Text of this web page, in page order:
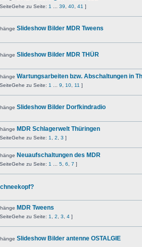
Gehe zu Seite: 1 39 40 41 ]
Slideshow Bilder MDR Tweens
Slideshow Bilder MDR THÜR
Wartungsarbeiten bzw. Abschaltungen in
Gehe zu Seite: 1 9 10 11 ]
Slideshow Bilder Dorfkindradio
MDR Schlagerwelt Thüringen
Gehe zu Seite: 1 2 3 ]
Neuaufschaltungen des MDR
Gehe zu Seite: 1 5 6 7 ]
MDR Tweens
Gehe zu Seite: 1 2 3 4 ]
Slideshow Bilder antenne OSTALGIE